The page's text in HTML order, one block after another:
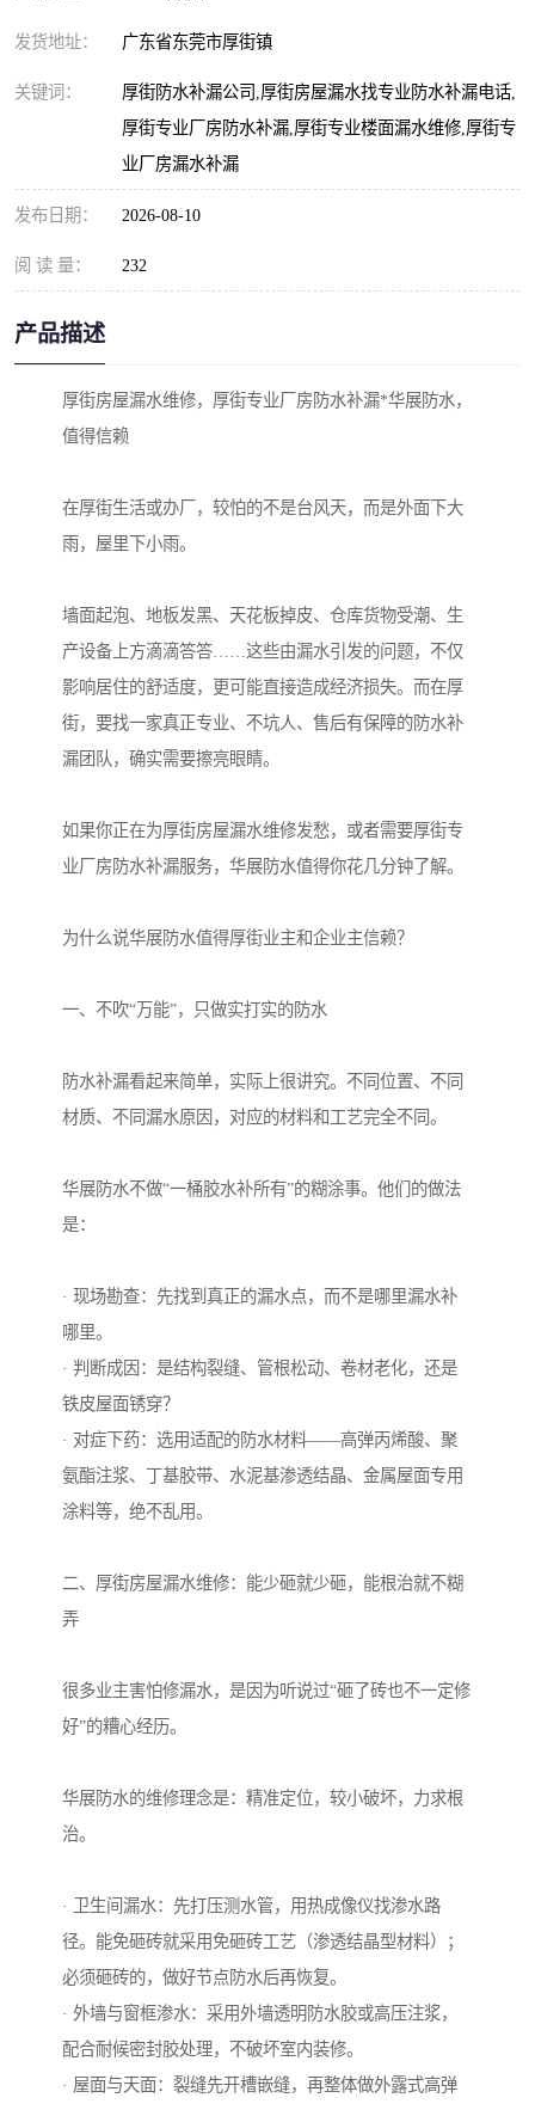
发货地址： 广东省东莞市厚街镇
关键词：
厚街防水补漏公司,厚街房屋漏水找专业防水补漏电话,
厚街专业厂房防水补漏,厚街专业楼面漏水维修,厚街专
业厂房漏水补漏
发布日期： 2026-08-10
阅 读 量： 232
产品描述
厚街房屋漏水维修，厚街专业厂房防水补漏*华展防水，
值得信赖
在厚街生活或办厂，较怕的不是台风天，而是外面下大
雨，屋里下小雨。
墙面起泡、地板发黑、天花板掉皮、仓库货物受潮、生
产设备上方滴滴答答……这些由漏水引发的问题，不仅
影响居住的舒适度，更可能直接造成经济损失。而在厚
街，要找一家真正专业、不坑人、售后有保障的防水补
漏团队，确实需要擦亮眼睛。
如果你正在为厚街房屋漏水维修发愁，或者需要厚街专
业厂房防水补漏服务，华展防水值得你花几分钟了解。
为什么说华展防水值得厚街业主和企业主信赖？
一、不吹“万能”，只做实打实的防水
防水补漏看起来简单，实际上很讲究。不同位置、不同
材质、不同漏水原因，对应的材料和工艺完全不同。
华展防水不做“一桶胶水补所有”的糊涂事。他们的做法
是：
· 现场勘查：先找到真正的漏水点，而不是哪里漏水补
哪里。
· 判断成因：是结构裂缝、管根松动、卷材老化，还是
铁皮屋面锈穿？
· 对症下药：选用适配的防水材料——高弹丙烯酸、聚
氨酯注浆、丁基胶带、水泥基渗透结晶、金属屋面专用
涂料等，绝不乱用。
二、厚街房屋漏水维修：能少砸就少砸，能根治就不糊
弄
很多业主害怕修漏水，是因为听说过“砸了砖也不一定修
好”的糟心经历。
华展防水的维修理念是：精准定位，较小破坏，力求根
治。
· 卫生间漏水：先打压测水管，用热成像仪找渗水路
径。能免砸砖就采用免砸砖工艺（渗透结晶型材料）；
必须砸砖的，做好节点防水后再恢复。
· 外墙与窗框渗水：采用外墙透明防水胶或高压注浆，
配合耐候密封胶处理，不破坏室内装修。
· 屋面与天面：裂缝先开槽嵌缝，再整体做外露式高弹